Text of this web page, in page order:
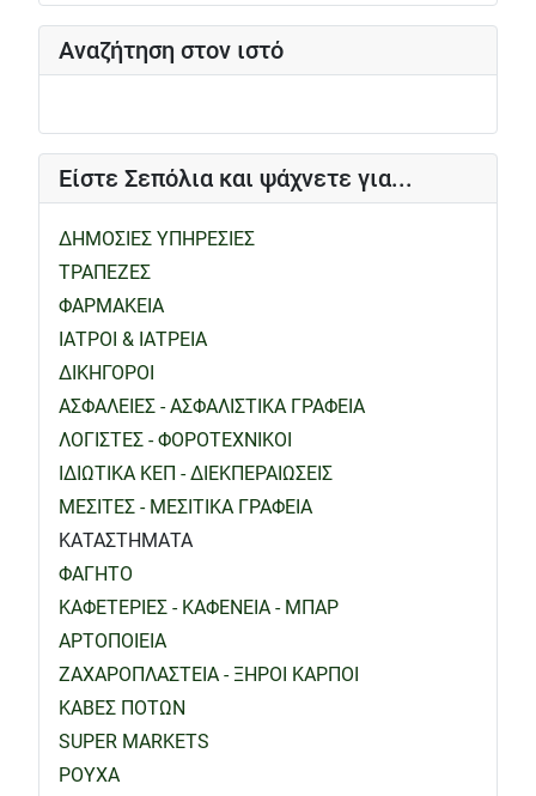
Αναζήτηση στον ιστό
Είστε Σεπόλια και ψάχνετε για...
ΔΗΜΟΣΙΕΣ ΥΠΗΡΕΣΙΕΣ
ΤΡΑΠΕΖΕΣ
ΦΑΡΜΑΚΕΙΑ
ΙΑΤΡΟΙ & ΙΑΤΡΕΙΑ
ΔΙΚΗΓΟΡΟΙ
ΑΣΦΑΛΕΙΕΣ - ΑΣΦΑΛΙΣΤΙΚΑ ΓΡΑΦΕΙΑ
ΛΟΓΙΣΤΕΣ - ΦΟΡΟΤΕΧΝΙΚΟΙ
ΙΔΙΩΤΙΚΑ ΚΕΠ - ΔΙΕΚΠΕΡΑΙΩΣΕΙΣ
ΜΕΣΙΤΕΣ - ΜΕΣΙΤΙΚΑ ΓΡΑΦΕΙΑ
ΚΑΤΑΣΤΗΜΑΤΑ
ΦΑΓΗΤΟ
ΚΑΦΕΤΕΡΙΕΣ - ΚΑΦΕΝΕΙΑ - ΜΠΑΡ
ΑΡΤΟΠΟΙΕΙΑ
ΖΑΧΑΡΟΠΛΑΣΤΕΙΑ - ΞΗΡΟΙ ΚΑΡΠΟΙ
ΚΑΒΕΣ ΠΟΤΩΝ
SUPER MARKETS
ΡΟΥΧΑ